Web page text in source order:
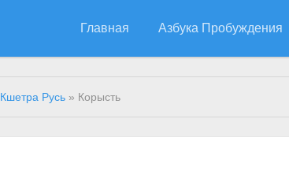
Главная Азбука Пробуждения
Кшетра Русь » Корысть